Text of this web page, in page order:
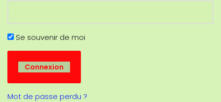
Se souvenir de moi
Mot de passe perdu ?